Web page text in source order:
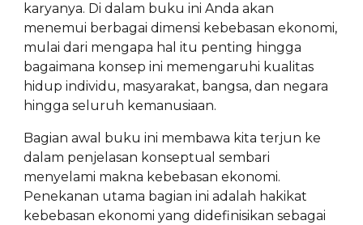
karyanya. Di dalam buku ini Anda akan
menemui berbagai dimensi kebebasan ekonomi,
mulai dari mengapa hal itu penting hingga
bagaimana konsep ini memengaruhi kualitas
hidup individu, masyarakat, bangsa, dan negara
hingga seluruh kemanusiaan.
Bagian awal buku ini membawa kita terjun ke
dalam penjelasan konseptual sembari
menyelami makna kebebasan ekonomi.
Penekanan utama bagian ini adalah hakikat
kebebasan ekonomi yang didefinisikan sebagai